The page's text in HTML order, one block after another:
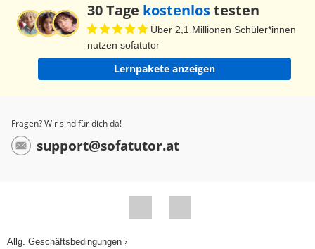
30 Tage kostenlostesten
Über 2,1 Millionen Schüler*innen
nutzen sofatutor
Lernpakete anzeigen
Fragen? Wir sind für dich da!
support@sofatutor.at
Allg. Geschäftsbedingungen ›